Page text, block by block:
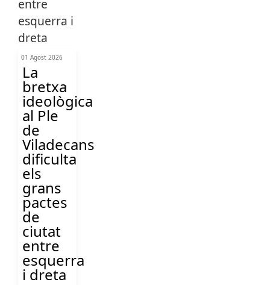
01 Agost 2026
La
bretxa
ideològica
al Ple
de
Viladecans
dificulta
els
grans
pactes
de
ciutat
entre
esquerra
i dreta